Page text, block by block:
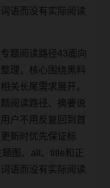
语而没有实际阅读
题阅读路径43面向
理，核心围绕黑料
关长尾需求展开。
阅读路径、摘要说
户不用反复回到首
新时优先保证标
图、alt、title和正
语而没有实际阅读